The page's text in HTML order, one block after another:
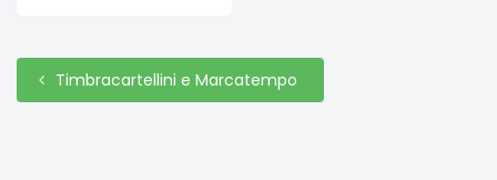
Timbracartellini e Marcatempo